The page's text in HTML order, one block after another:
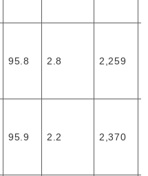
95.8 2.8 2,259
95.9 2.2 2,370